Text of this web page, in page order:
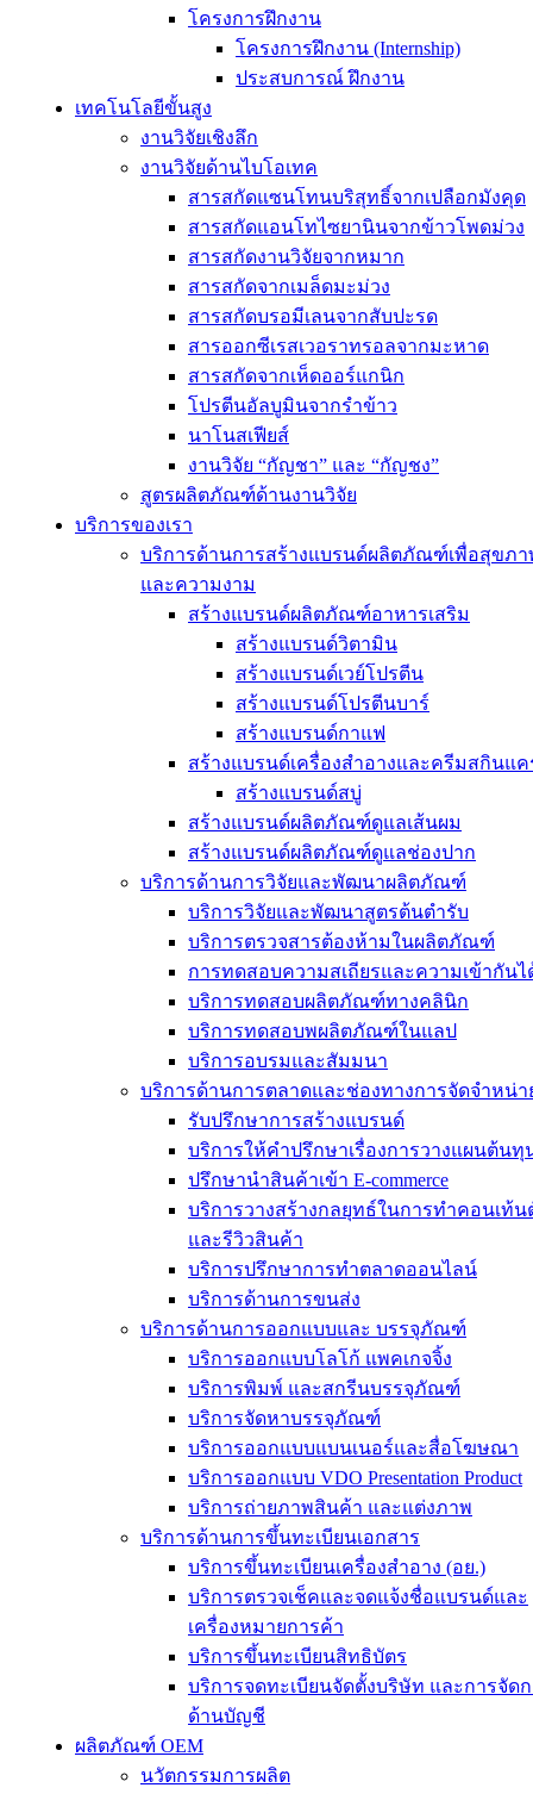
โครงการฝึกงาน
โครงการฝึกงาน (Internship)
ประสบการณ์ ฝึกงาน
เทคโนโลยีขั้นสูง
งานวิจัยเชิงลึก
งานวิจัยด้านไบโอเทค
สารสกัดแซนโทนบริสุทธิ์จากเปลือกมังคุด
สารสกัดแอนโทไซยานินจากข้าวโพดม่วง
สารสกัดงานวิจัยจากหมาก
สารสกัดจากเมล็ดมะม่วง
สารสกัดบรอมีเลนจากสับปะรด
สารออกซีเรสเวอราทรอลจากมะหาด
สารสกัดจากเห็ดออร์แกนิก
โปรตีนอัลบูมินจากรำข้าว
นาโนสเฟียส์
งานวิจัย “กัญชา” และ “กัญชง”
สูตรผลิตภัณฑ์ด้านงานวิจัย
บริการของเรา
บริการด้านการสร้างแบรนด์ผลิตภัณฑ์เพื่อสุขภา
และความงาม
สร้างแบรนด์ผลิตภัณฑ์อาหารเสริม
สร้างแบรนด์วิตามิน
สร้างแบรนด์เวย์โปรตีน
สร้างแบรนด์โปรตีนบาร์
สร้างแบรนด์กาแฟ
สร้างแบรนด์เครื่องสำอางและครีมสกินแค
สร้างแบรนด์สบู่
สร้างแบรนด์ผลิตภัณฑ์ดูแลเส้นผม
สร้างแบรนด์ผลิตภัณฑ์ดูแลช่องปาก
บริการด้านการวิจัยและพัฒนาผลิตภัณฑ์
บริการวิจัยและพัฒนาสูตรต้นตำรับ
บริการตรวจสารต้องห้ามในผลิตภัณฑ์
การทดสอบความสเถียรและความเข้ากันไ
บริการทดสอบผลิตภัณฑ์ทางคลินิก
บริการทดสอบพผลิตภัณฑ์ในแลป
บริการอบรมและสัมมนา
บริการด้านการตลาดและช่องทางการจัดจำหน่า
รับปรึกษาการสร้างแบรนด์
บริการให้คำปรึกษาเรื่องการวางแผนต้นทุ
ปรึกษานำสินค้าเข้า E-commerce
บริการวางสร้างกลยุทธ์ในการทำคอนเท้น
และรีวิวสินค้า
บริการปรึกษาการทำตลาดออนไลน์
บริการด้านการขนส่ง
บริการด้านการออกแบบและ บรรจุภัณฑ์
บริการออกแบบโลโก้ แพคเกจจิ้ง
บริการพิมพ์ และสกรีนบรรจุภัณฑ์
บริการจัดหาบรรจุภัณฑ์
บริการออกแบบแบนเนอร์และสื่อโฆษณา
บริการออกแบบ VDO Presentation Product
บริการถ่ายภาพสินค้า และแต่งภาพ
บริการด้านการขึ้นทะเบียนเอกสาร
บริการขึ้นทะเบียนเครื่องสำอาง (อย.)
บริการตรวจเช็คและจดแจ้งชื่อแบรนด์และ
เครื่องหมายการค้า
บริการขึ้นทะเบียนสิทธิบัตร
บริการจดทะเบียนจัดตั้งบริษัท และการจัด
ด้านบัญชี
ผลิตภัณฑ์ OEM
นวัตกรรมการผลิต